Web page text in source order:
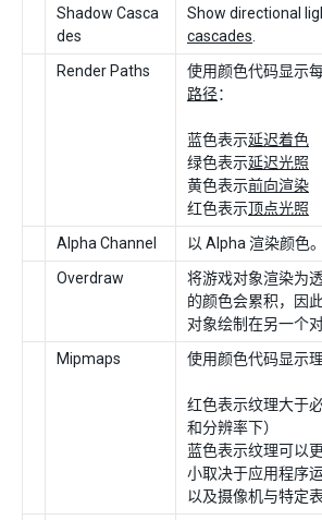
Shadow Casca
des
Show directional
cascades.
Render Paths
使用颜色代码显示
路径：
蓝色表示延迟着色
绿色表示延迟光照
黄色表示前向渲染
红色表示顶点光照
Alpha Channel
以 Alpha 渲染颜色。
Overdraw
将游戏对象渲染为
的颜色会累积，因
对象绘制在另一个
Mipmaps
使用颜色代码显示
红色表示纹理大于
和分辨率下）
蓝色表示纹理可以
小取决于应用程序
以及摄像机与特定